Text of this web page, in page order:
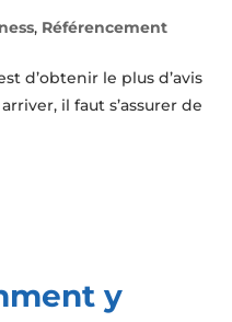
, Référencement
d’obtenir le plus d’avis
il faut s’assurer de
y